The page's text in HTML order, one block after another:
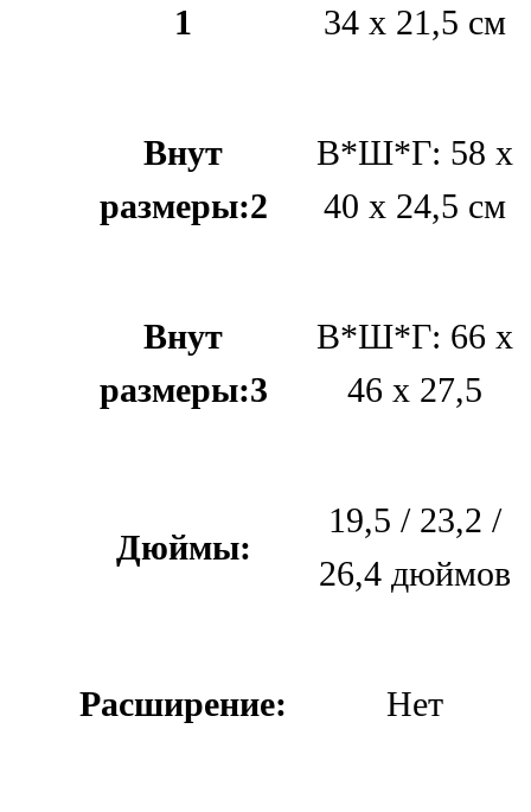
1
34 х 21,5 см
Внут
размеры:2
В*Ш*Г: 58 х
40 х 24,5 см
Внут
размеры:3
В*Ш*Г: 66 х
46 х 27,5
Дюймы:
19,5 / 23,2 /
26,4 дюймов
Расширение: Нет